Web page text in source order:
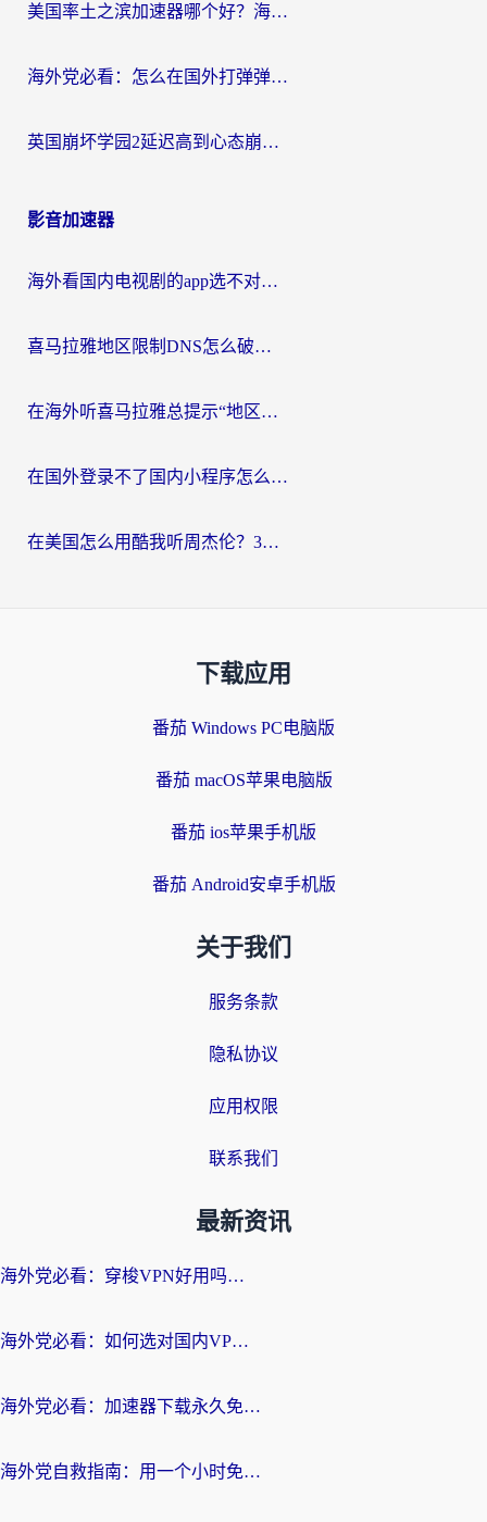
美国率土之滨加速器哪个好？海外党国服游戏畅玩终极指南（附多游戏解决方案）
海外党必看：怎么在国外打弹弹堂不卡？番茄加速器亲测指南
英国崩坏学园2延迟高到心态崩？海外党国服游戏加速终极指南
影音加速器
海外看国内电视剧的app选不对？这份回国加速器避坑指南帮你流畅追剧
喜马拉雅地区限制DNS怎么破？海外党听国内音乐听书的终极解决方案
在海外听喜马拉雅总提示“地区限制”？3步轻松解除+听国内音乐全攻略
在国外登录不了国内小程序怎么办？选对回国加速器，轻松解锁国内资源
在美国怎么用酷我听周杰伦？3步搞定海外听歌难题
下载应用
番茄 Windows PC电脑版
番茄 macOS苹果电脑版
番茄 ios苹果手机版
番茄 Android安卓手机版
关于我们
服务条款
隐私协议
应用权限
联系我们
最新资讯
海外党必看：穿梭VPN好用吗？和云帆VPN对比哪个回国效果更好？附真实测评+避坑指南
海外党必看：如何选对国内VPN，实现无缝访问国内资源？
海外党必看：加速器下载永久免费版真的存在吗？教你无缝访问国内资源的正确姿势
海外党自救指南：用一个小时免费加速器，轻松打破国内资源访问壁垒？